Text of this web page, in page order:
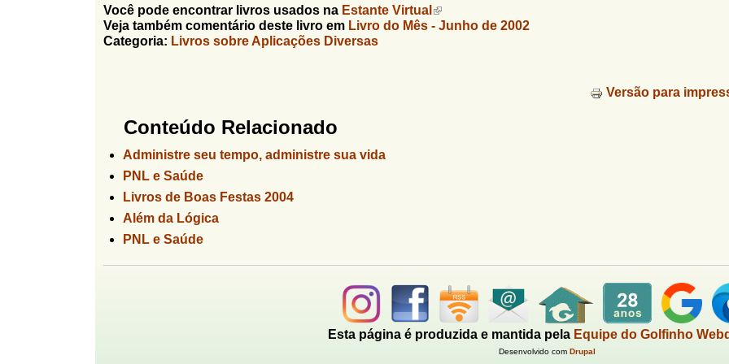
Você pode encontrar livros usados na Estante Virtual
Veja também comentário deste livro em Livro do Mês - Junho de 2002
Categoria: Livros sobre Aplicações Diversas
Versão para
Conteúdo Relacionado
Administre seu tempo, administre sua vida
PNL e Saúde
Livros de Boas Festas 2004
Além da Lógica
PNL e Saúde
Esta página é produzida e mantida pela Equipe do Golfinho
Desenvolvido com Drupal